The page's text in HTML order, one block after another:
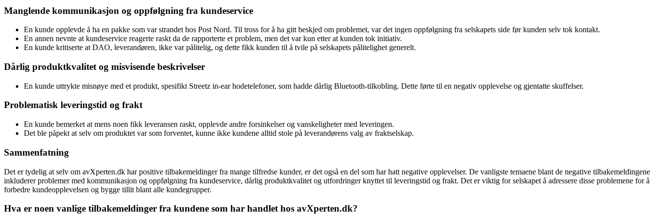
Manglende kommunikasjon og oppfølgning fra kundeservice
En kunde opplevde å ha en pakke som var strandet hos Post Nord. Til tross for å ha gitt beskjed om problemet, var det ingen oppfølgning fra selskapets side før kunden selv tok kontakt.
En annen nevnte at kundeservice reagerte raskt da de rapporterte et problem, men det var kun etter at kunden tok initiativ.
En kunde kritiserte at DAO, leverandøren, ikke var pålitelig, og dette fikk kunden til å tvile på selskapets pålitelighet generelt.
Dårlig produktkvalitet og misvisende beskrivelser
En kunde uttrykte misnøye med et produkt, spesifikt Streetz in-ear hodetelefoner, som hadde dårlig Bluetooth-tilkobling. Dette førte til en negativ opplevelse og gjentatte skuffelser.
Problematisk leveringstid og frakt
En kunde bemerket at mens noen fikk leveransen raskt, opplevde andre forsinkelser og vanskeligheter med leveringen.
Det ble påpekt at selv om produktet var som forventet, kunne ikke kundene alltid stole på leverandørens valg av fraktselskap.
Sammenfatning
Det er tydelig at selv om avXperten.dk har positive tilbakemeldinger fra mange tilfredse kunder, er det også en del som har hatt negative opplevelser. De vanligste temaene blant de negative tilbakemeldingene
inkluderer problemer med kommunikasjon og oppfølgning fra kundeservice, dårlig produktkvalitet og utfordringer knyttet til leveringstid og frakt. Det er viktig for selskapet å adressere disse problemene for å
forbedre kundeopplevelsen og bygge tillit blant alle kundegrupper.
Hva er noen vanlige tilbakemeldinger fra kundene som har handlet hos avXperten.dk?